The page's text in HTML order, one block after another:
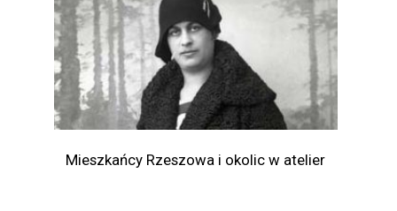
Mieszkańcy Rzeszowa i okolic w atelier